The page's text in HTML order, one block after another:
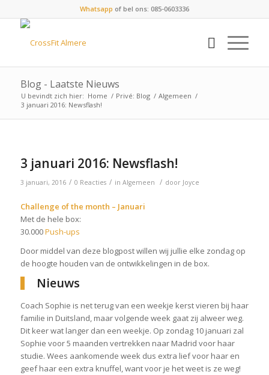
Whatsapp of bel ons: 085-0603336
Blog - Laatste Nieuws
U bevindt zich hier: Home / Privé: Blog / Algemeen /
3 januari 2016: Newsflash!
3 januari 2016: Newsflash!
3 januari, 2016 / 0 Reacties / in Algemeen / door Joyce
Challenge of the month – Januari
Met de hele box:
30.000Push-ups
Door middel van deze blogpost willen wij jullie elke zondag op
de hoogte houden van de ontwikkelingen in de box.
Nieuws
Coach Sophie is net terug van een weekje kerst vieren bij haar
familie in Duitsland, maar volgende week gaat zij alweer weg.
Dit keer wat langer dan een weekje. Op zondag 10 januari zal
Sophie voor 5 maanden vertrekken naar Madrid voor haar
studie. Wees aankomende week dus extra lief voor haar en
geef haar een extra knuffel, want voor je het weet is ze weg!